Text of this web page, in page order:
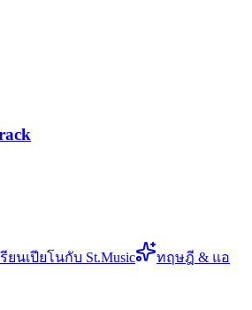
รียนเปียโนกับ St.Music
ทฤษฎี & แอ